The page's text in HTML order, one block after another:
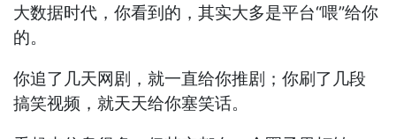
大数据时代，你看到的，其实大多是平台“喂”给你
的。
你追了几天网剧，就一直给你推剧；你刷了几段
搞笑视频，就天天给你塞笑话。